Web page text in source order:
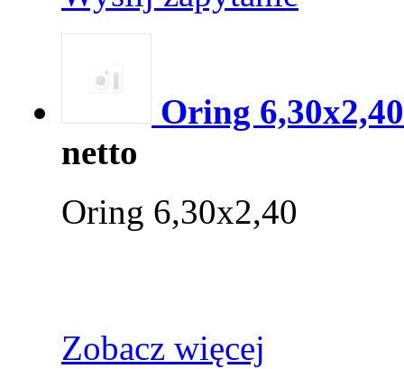
Oring 6,30x2,40
netto
Oring 6,30x2,40
Zobacz więcej